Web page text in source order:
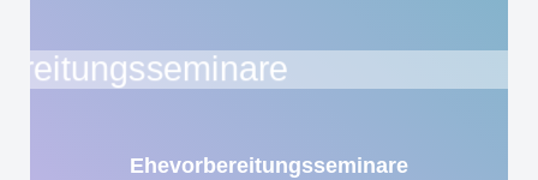
Ehevorbereitungsseminare